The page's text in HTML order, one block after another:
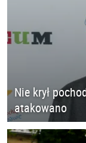
Nie krył
atakowano